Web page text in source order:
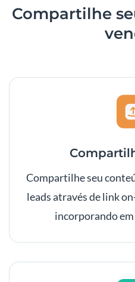
Compartilhe
Compartilhe seu
leads através de link
incorporando